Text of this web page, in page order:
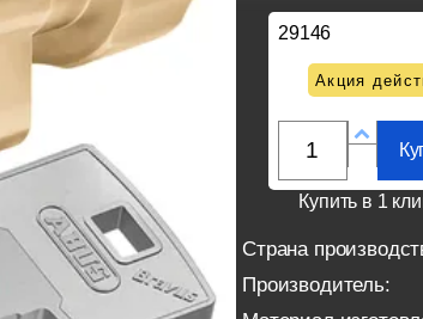
29146
Акция
Купить в 1
Страна
Производитель: